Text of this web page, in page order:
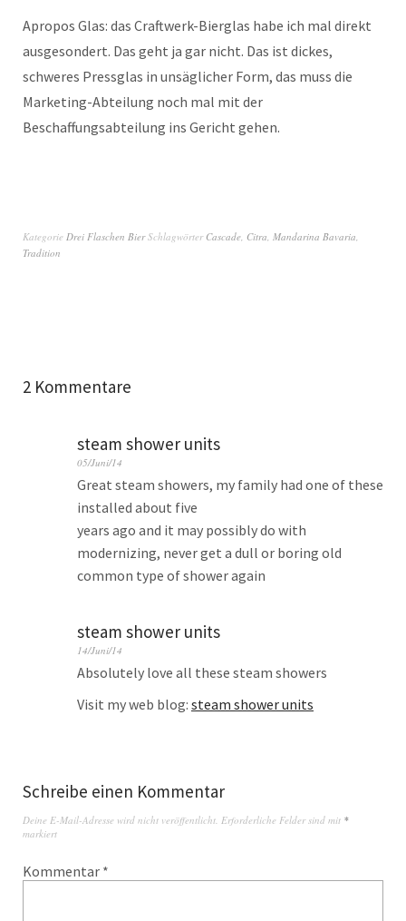
Apropos Glas: das Craftwerk-Bierglas habe ich mal direkt
ausgesondert. Das geht ja gar nicht. Das ist dickes,
schweres Pressglas in unsäglicher Form, das muss die
Marketing-Abteilung noch mal mit der
Beschaffungsabteilung ins Gericht gehen.
Kategorie Drei Flaschen Bier Schlagwörter Cascade Citra Mandarina Bavaria
Tradition
2 Kommentare
steam shower units
05/Juni/14
Great steam showers, my family had one of these
installed about five
years ago and it may possibly do with
modernizing, never get a dull or boring old
common type of shower again
steam shower units
14/Juni/14
Absolutely love all these steam showers
Visit my web blog: steam shower units
Schreibe einen Kommentar
Deine E-Mail-Adresse wird nicht veröffentlicht. Erforderliche Felder sind mit *
markiert
Kommentar *